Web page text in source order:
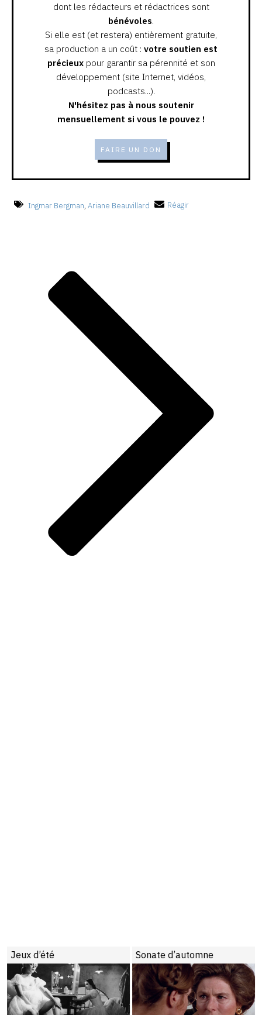
dont les rédacteurs et rédactrices sont
bénévoles.
Si elle est (et restera) entièrement gratuite,
sa production a un coût : votre soutien est
précieuxpour garantir sa pérennité et son
développement (site Internet, vidéos,
podcasts...).
N'hésitez pas à nous soutenir
mensuellement si vous le pouvez !
FAIRE UN DON
Ingmar Bergman Ariane Beauvillard Réagir
Jeux d’été Sonate d’automne